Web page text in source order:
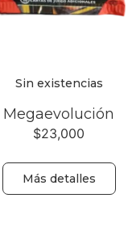
Sin existencias
Megaevolución
$23,000
Más detalles